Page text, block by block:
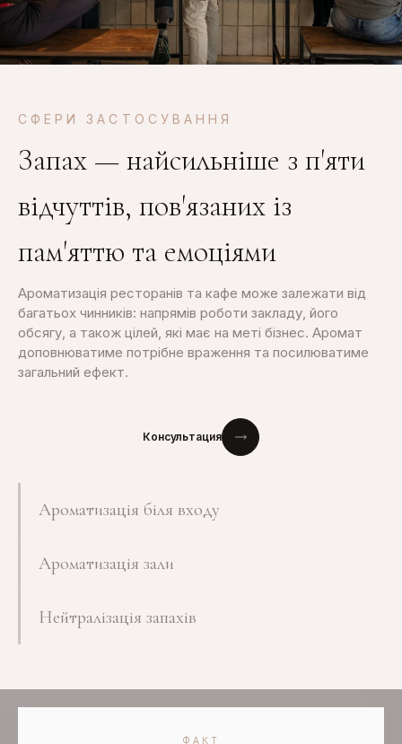
СФЕРИ ЗАСТОСУВАННЯ
Запах — найсильніше з п'яти
відчуттів, пов'язаних із
пам'яттю та емоціями
Ароматизація ресторанів та кафе може залежати від
багатьох чинників: напрямів роботи закладу, його
обсягу, а також цілей, які має на меті бізнес. Аромат
доповнюватиме потрібне враження та посилюватиме
загальний ефект.
Консультация
Ароматизація біля входу
Ароматизація зали
Нейтралізація запахів
ФАКТ